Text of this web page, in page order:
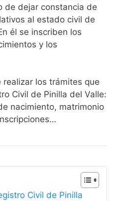
de dejar constancia de
al estado civil de
él se inscriben los
y los
los trámites que
Civil de Pinilla del Valle:
nacimiento, matrimonio
Civil de Pinilla